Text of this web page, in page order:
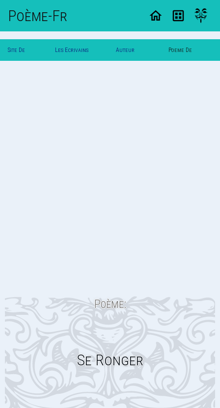
Poème-Fr
Site De Les Ecrivains Auteur Poeme De
Poème:
Se Ronger